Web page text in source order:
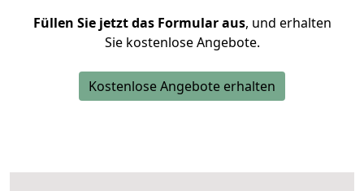
Füllen Sie jetzt das Formular aus, und erhalten
Sie kostenlose Angebote.
Kostenlose Angebote erhalten